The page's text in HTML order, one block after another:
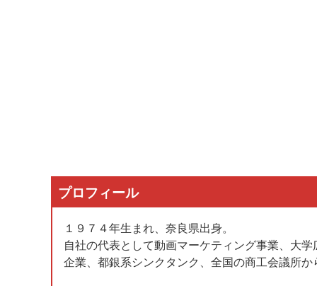
プロフィール
１９７４年生まれ、奈良県出身。
自社の代表として動画マーケティング事業、大
企業、都銀系シンクタンク、全国の商工会議所